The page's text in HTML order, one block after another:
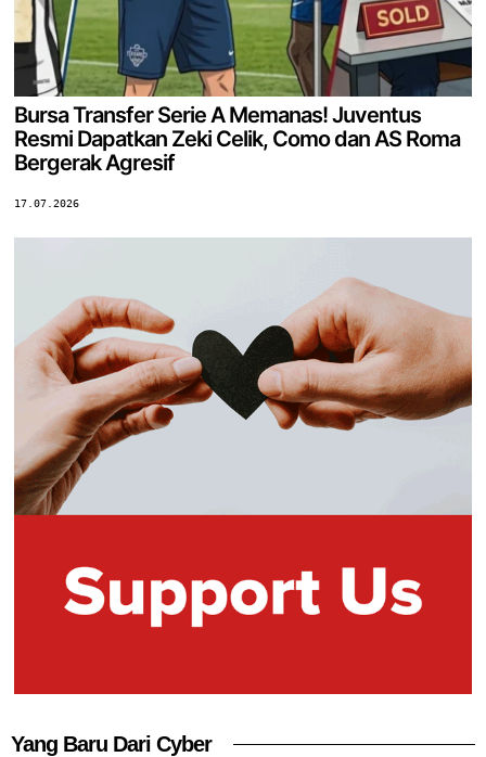
Bursa Transfer Serie A Memanas! Juventus
Resmi Dapatkan Zeki Celik, Como dan AS Roma
Bergerak Agresif
17.07.2026
Yang Baru Dari Cyber